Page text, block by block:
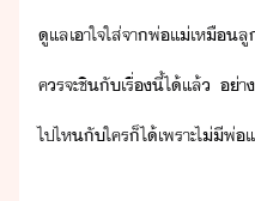
ูแลเาใจใส่​จา​พ่แ่​เหื
ครจะ​ชิ​ั​เรื่​ี้​ไ้​แล้​ ​่า
ไป​ไห​ั​ใคร็ไ้​เพราะ​ไ่ี​พ่